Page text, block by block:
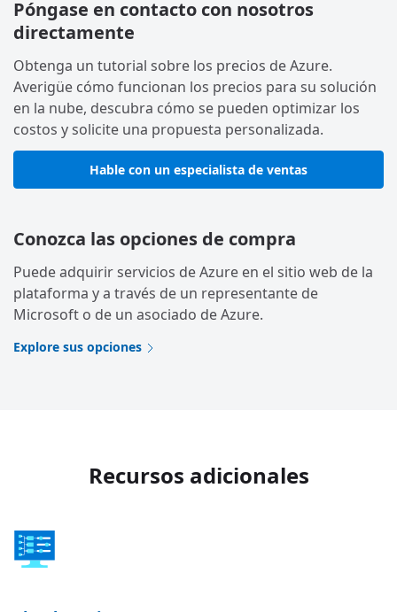
Póngase en contacto con nosotros
directamente
Obtenga un tutorial sobre los precios de Azure.
Averigüe cómo funcionan los precios para su solución
en la nube, descubra cómo se pueden optimizar los
costos y solicite una propuesta personalizada.
Hable con un especialista de ventas
Conozca las opciones de compra
Puede adquirir servicios de Azure en el sitio web de la
plataforma y a través de un representante de
Microsoft o de un asociado de Azure.
Explore sus opciones
Recursos adicionales